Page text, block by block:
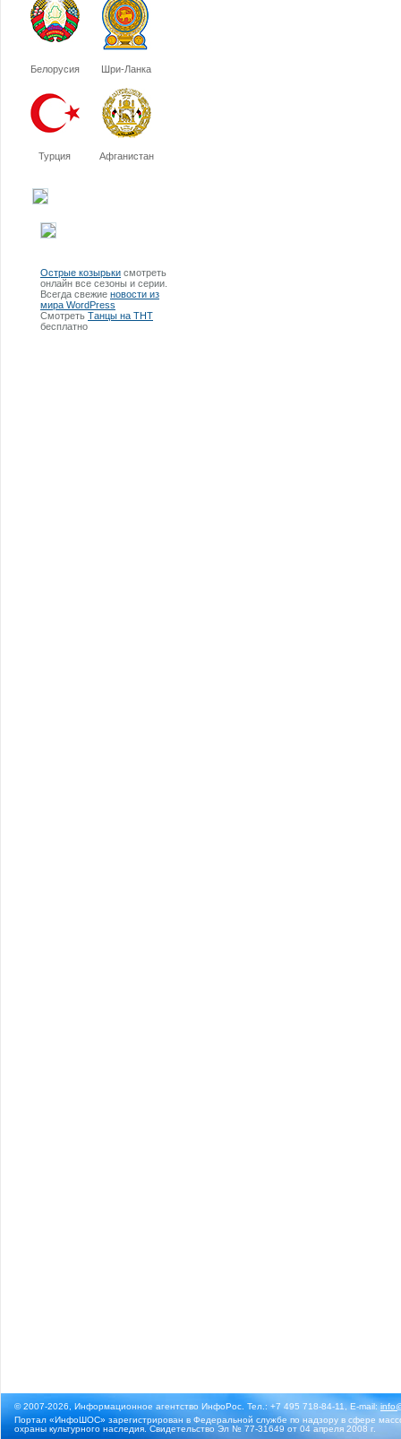
Белорусия Шри-Ланка
Турция Афганистан
Острые козырьки смотреть
онлайн все сезоны и серии.
Всегда свежие новости из
мира WordPress
Смотреть Танцы на ТНТ
бесплатно
© 2007-2026, Информационное агентство ИнфоРос. Тел.: +7 495 718-84-11, E-mail:
Портал «ИнфоШОС» зарегистрирован в Федеральной службе по надзору в сфере
охраны культурного наследия. Свидетельство Эл № 77-31649 от 04 апреля 2008 г.